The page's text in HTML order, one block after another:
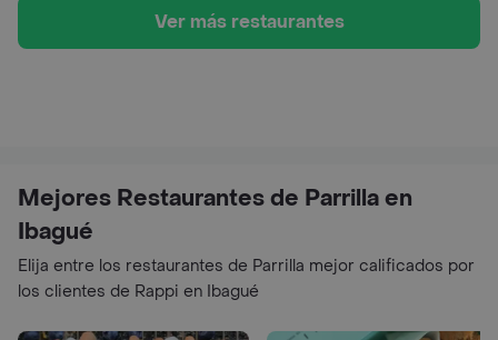
Ver más restaurantes
Mejores Restaurantes de Parrilla en
Ibagué
Elija entre los restaurantes de Parrilla mejor calificados por
los clientes de Rappi en Ibagué